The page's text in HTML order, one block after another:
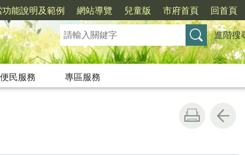
功能說明及範例 網站導覽 兒童版 市府首頁 回首頁
進階搜
便民服務
專區服務